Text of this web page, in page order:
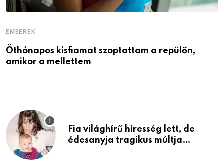
EMBEREK
Öthónapos kisfiamat szoptattam a repülőn,
amikor a mellettem
Fia világhírű híresség lett, de
édesanyja tragikus múltja